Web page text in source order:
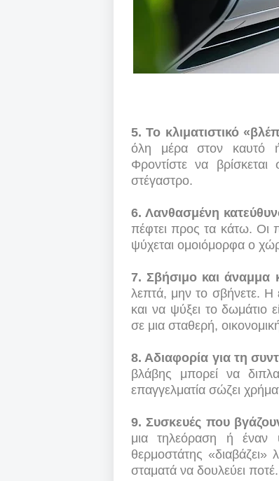
5. Το κλιματιστικό
όλη μέρα στον καυτό
Φροντίστε να
στέγαστρο.
6. Λανθασμένη
πέφτει προς τα κάτω. Οι
ψύχεται ομοιόμορφα ο
7. Σβήσιμο και άναμμα
λεπτά, μην το σβήνετε. Η
και να ψύξει το δωμάτιο
σε μια σταθερή,
8. Αδιαφορία για τη
βλάβης μπορεί να
επαγγελματία σώζει
9. Συσκευές που
μια τηλεόραση ή έναν
θερμοστάτης
σταματά να δουλεύει ποτέ.